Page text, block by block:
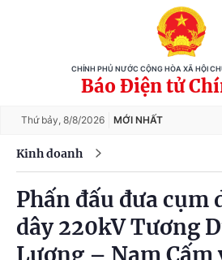
CHÍNH PHỦ NƯỚC CỘNG HÒA XÃ HỘI
Báo Điện tử
Thứ bảy, 8/8/2026 MỚI NHẤT
Kinh doanh
Phấn đấu đưa cụm
dây 220kV Tương